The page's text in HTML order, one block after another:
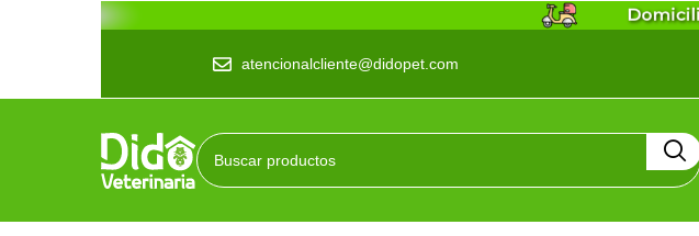
atencionalcliente@didopet.com